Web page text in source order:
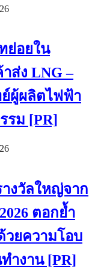
ย่อยใน
ส่ง LNG –
ผู้ผลิตไฟฟ้า
รม [PR]
างวัลใหญ่จาก
ตอกย้ำ
วยความโอบ
ำงาน [PR]